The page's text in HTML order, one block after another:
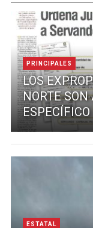
PRINCIPALES
LOS
NORTE SON
ESPECÍFICO
ESTATAL